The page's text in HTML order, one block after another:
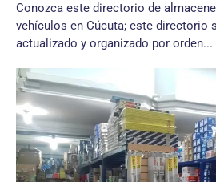
Conozca este directorio de
vehículos en Cúcuta; este directorio
actualizado y organizado por orden...